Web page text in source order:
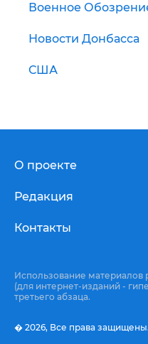
Военное
Новости Донбасса
США
О проекте
Редакция
Контакты
Использование материалов
(для интернет-изданий -
третьего абзаца.
� 2026, Все права защищены.